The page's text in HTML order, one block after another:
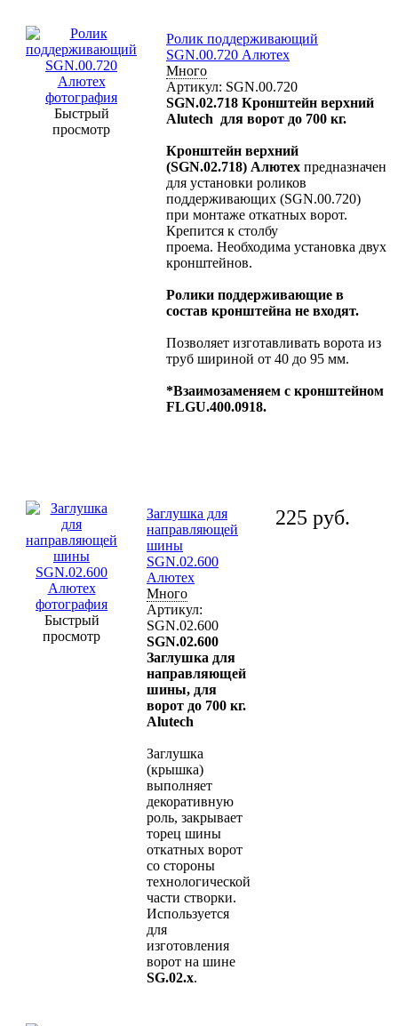
Быстрый
просмотр
Ролик поддерживающий
SGN.00.720 Алютех
Много
Артикул: SGN.00.720
SGN.02.718 Кронштейн верхний
Alutech для ворот до 700 кг.
Кронштейн верхний
(SGN.02.718) Алютех предназначен
для установки роликов
поддерживающих (SGN.00.720)
при монтаже откатных ворот.
Крепится к столбу
проема. Необходима установка двух
кронштейнов.
Ролики поддерживающие в
состав кронштейна не входят.
Позволяет изготавливать ворота из
труб шириной от 40 до 95 мм.
*Взаимозаменяем с кронштейном
FLGU.400.0918.
Быстрый
просмотр
Заглушка для
направляющей
шины
SGN.02.600
Алютех
Много
Артикул:
SGN.02.600
SGN.02.600
Заглушка для
направляющей
шины, для
ворот до 700 кг.
Alutech
Заглушка
(крышка)
выполняет
декоративную
роль, закрывает
торец шины
откатных ворот
со стороны
технологической
части створки.
Используется
для
изготовления
ворот на шине
SG.02.x.
225 руб.